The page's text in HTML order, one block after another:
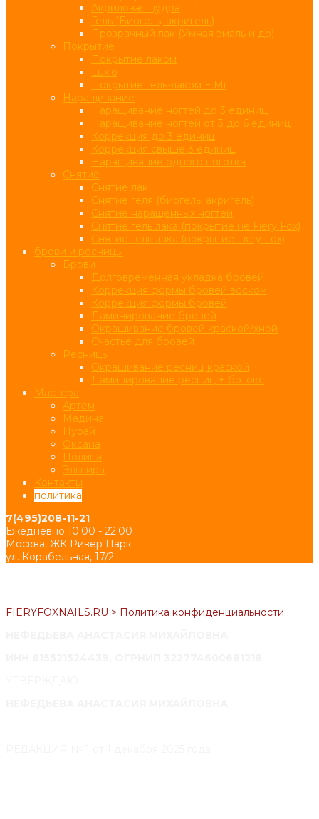
Акриловая пудра
Гель (Биогель, акригель)
Прозрачный лак (Умная эмаль и др)
Покрытие
Покрытие лаком
Luxio
Покрытие гель-лаком E.Mi
Наращивание
Наращивание ногтей до 3 единиц
Наращивание ногтей от 3 до 6 единиц
Коррекция до 3 единиц
Коррекция свыше 3 единиц
Наращивание одного ноготка
Снятие
Снятие лак
Снятие геля (биогель, акригель)
Снятие наращенных ногтей
Снятие гель лака (покрытие не Fiery Fox)
Снятие гель лака (покрытие Fiery Fox)
брови и ресницы
Брови
Долговременная укладка бровей
Коррекция формы бровей воском
Коррекция формы бровей
Ламинирование бровей
Окрашивание бровей краской/хной
Счастье для бровей
Ресницы
Окрашивание ресниц краской
Ламинирование ресниц + ботокс
Мастера
Артем
Мадина
Нурай
Оксана
Полина
Эльвира
Контакты
политика
7(495)208-11-21
Ежедневно 10.00 - 22.00
Москва, ЖК Ривер Парк
ул. Корабельная, 17/2
FIERYFOXNAILS.RU > Политика конфиденциальности